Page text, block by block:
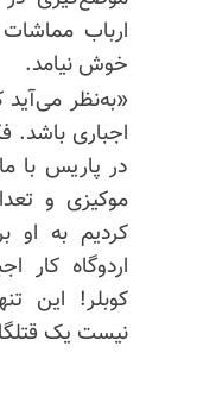
ارباب
خوش نیامد.
«به‌نظر می‌آید
اجباری باشد.
در پاریس با
موکیزی و
کردیم به او
اردوگاه کار
کوبلر! این
نیست یک قتلگاه